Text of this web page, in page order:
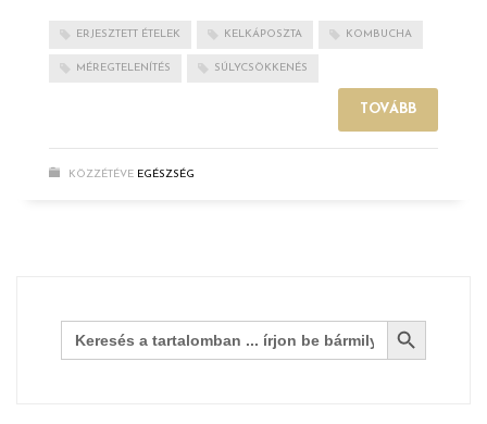
ERJESZTETT ÉTELEK KELKÁPOSZTA KOMBUCHA
MÉREGTELENÍTÉS SÚLYCSÖKKENÉS
TOVÁBB
KÖZZÉTÉVE EGÉSZSÉG
Search
for:
Search Button